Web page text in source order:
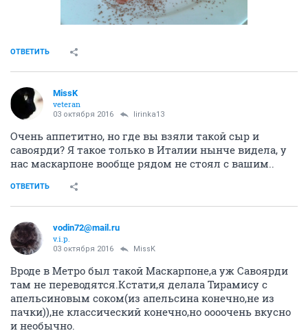
ОТВЕТИТЬ
MissK
veteran
03 октября 2016 lirinka13
Очень аппетитно, но где вы взяли такой сыр и
савоярди? Я такое только в Италии нынче видела, у
нас маскарпоне вообще рядом не стоял с вашим..
ОТВЕТИТЬ
vodin72@mail.ru
v.i.p.
03 октября 2016 MissK
Вроде в Метро был такой Маскарпоне,а уж Савоярди
там не переводятся.Кстати,я делала Тирамису с
апельсиновым соком(из апельсина конечно,не из
пачки)),не классический конечно,но оооочень вкусно
и необычно.